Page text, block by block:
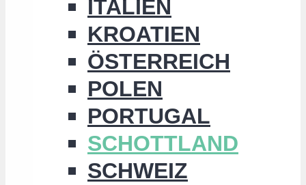
ITALIEN
KROATIEN
ÖSTERREICH
POLEN
PORTUGAL
SCHOTTLAND
SCHWEIZ